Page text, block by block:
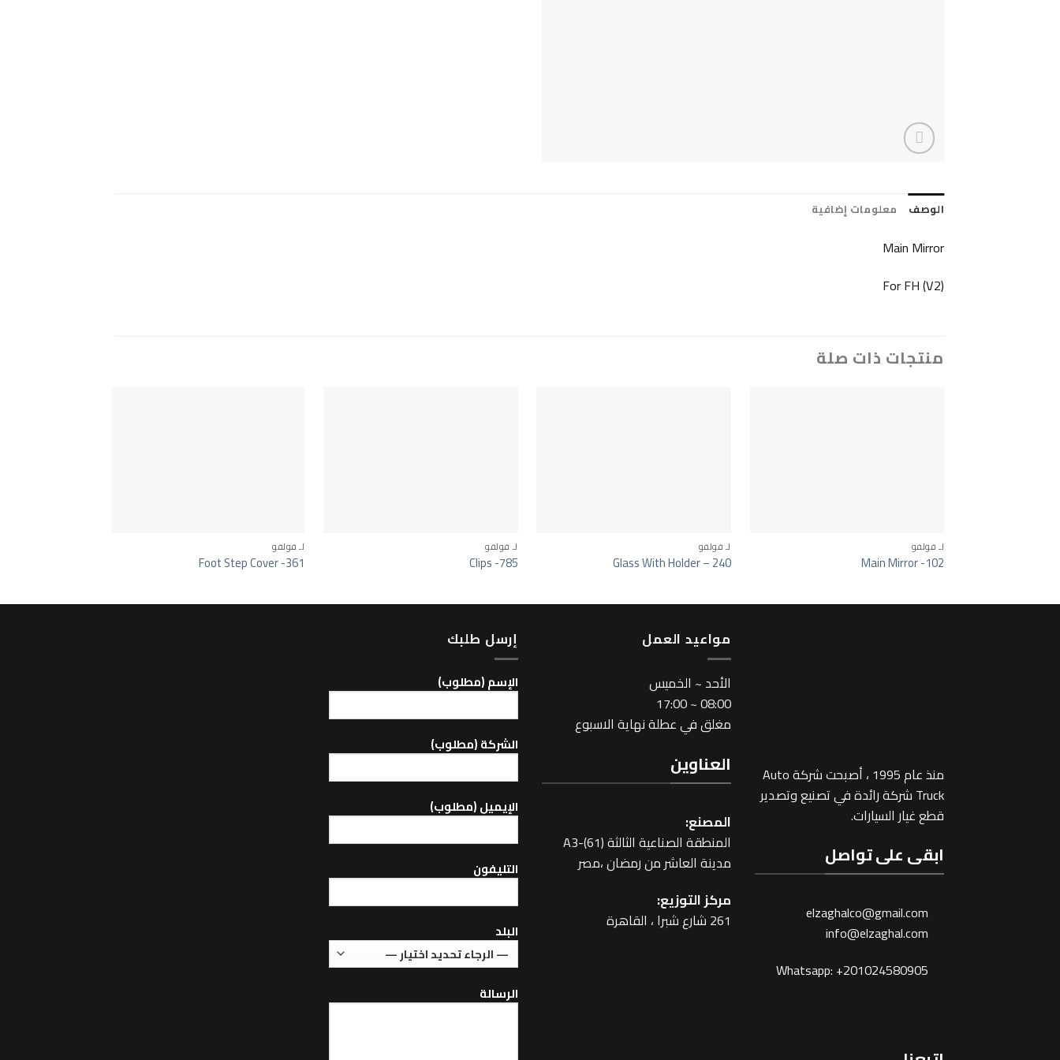
الوصف معلومات إضافية
Main Mirror
For FH (V2)
منتجات ذات صلة
لـ فولفو
Main Mirror -102
لـ فولفو
Glass With Holder – 240
لـ فولفو
Clips -785
لـ فولفو
Foot Step Cover -361
منذ عام 1995 ، أصبحت شركة Auto
Truck شركة رائدة في تصنيع وتصدير
قطع غيار السيارات.
ابقى على تواصل
elzaghalco@gmail.com
info@elzaghal.com
Whatsapp: +201024580905
مواعيد العمل
اﻷحد ~ الخميس
08:00 ~ 17:00
مغلق في عطلة نهاية الاسبوع
العناوين
المصنع:
المنطقة الصناعية الثالثة A3-(61)
مدينة العاشر من رمضان ،مصر
مركز التوزيع:
261 شارع شبرا ، القاهرة
إرسل طلبك
اﻹسم (مطلوب)
الشركة (مطلوب)
اﻹيميل (مطلوب)
التليفون
البلد
الرسالة